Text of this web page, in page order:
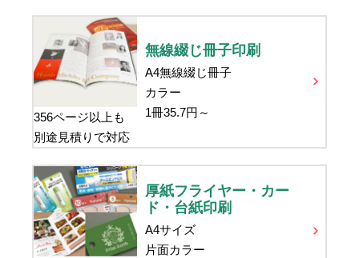
356ページ以上も
別途見積りで対応
無線綴じ冊子印刷
A4無線綴じ冊子
カラー
1冊35.7円～
厚紙フライヤー・カー
ド・台紙印刷
A4サイズ
片面カラー